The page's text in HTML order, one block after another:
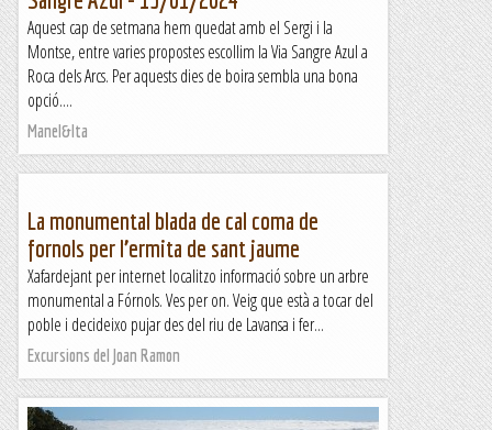
Aquest cap de setmana hem quedat amb el Sergi i la
Montse, entre varies propostes escollim la Via Sangre Azul a
Roca dels Arcs. Per aquests dies de boira sembla una bona
opció....
Manel&Ita
La monumental blada de cal coma de
fornols per l’ermita de sant jaume
Xafardejant per internet localitzo informació sobre un arbre
monumental a Fórnols. Ves per on. Veig que està a tocar del
poble i decideixo pujar des del riu de Lavansa i fer...
Excursions del Joan Ramon